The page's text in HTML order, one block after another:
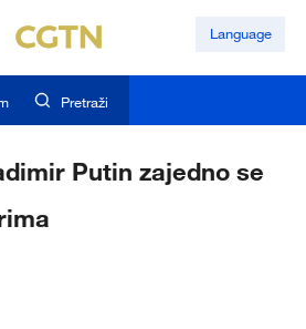
Language
Pretraži
Putin zajedno se